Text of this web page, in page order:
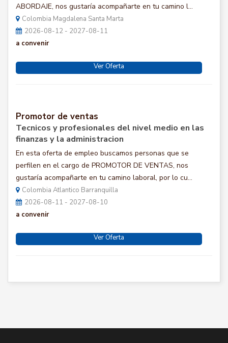
ABORDAJE, nos gustaría acompañarte en tu camino l...
Colombia Magdalena Santa Marta
2026-08-12 - 2027-08-11
a convenir
Ver Oferta
Promotor de ventas
Tecnicos y profesionales del nivel medio en las
finanzas y la administracion
En esta oferta de empleo buscamos personas que se
perfilen en el cargo de PROMOTOR DE VENTAS, nos
gustaría acompañarte en tu camino laboral, por lo cu...
Colombia Atlantico Barranquilla
2026-08-11 - 2027-08-10
a convenir
Ver Oferta